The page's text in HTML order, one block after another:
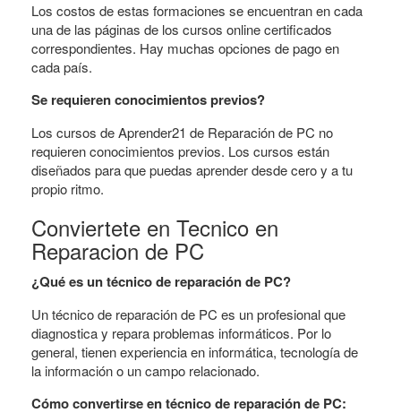
Los costos de estas formaciones se encuentran en cada
una de las páginas de los cursos online certificados
correspondientes. Hay muchas opciones de pago en
cada país.
Se requieren conocimientos previos?
Los cursos de Aprender21 de Reparación de PC no
requieren conocimientos previos. Los cursos están
diseñados para que puedas aprender desde cero y a tu
propio ritmo.
Conviertete en Tecnico en
Reparacion de PC
¿Qué es un técnico de reparación de PC?
Un técnico de reparación de PC es un profesional que
diagnostica y repara problemas informáticos. Por lo
general, tienen experiencia en informática, tecnología de
la información o un campo relacionado.
Cómo convertirse en técnico de reparación de PC: